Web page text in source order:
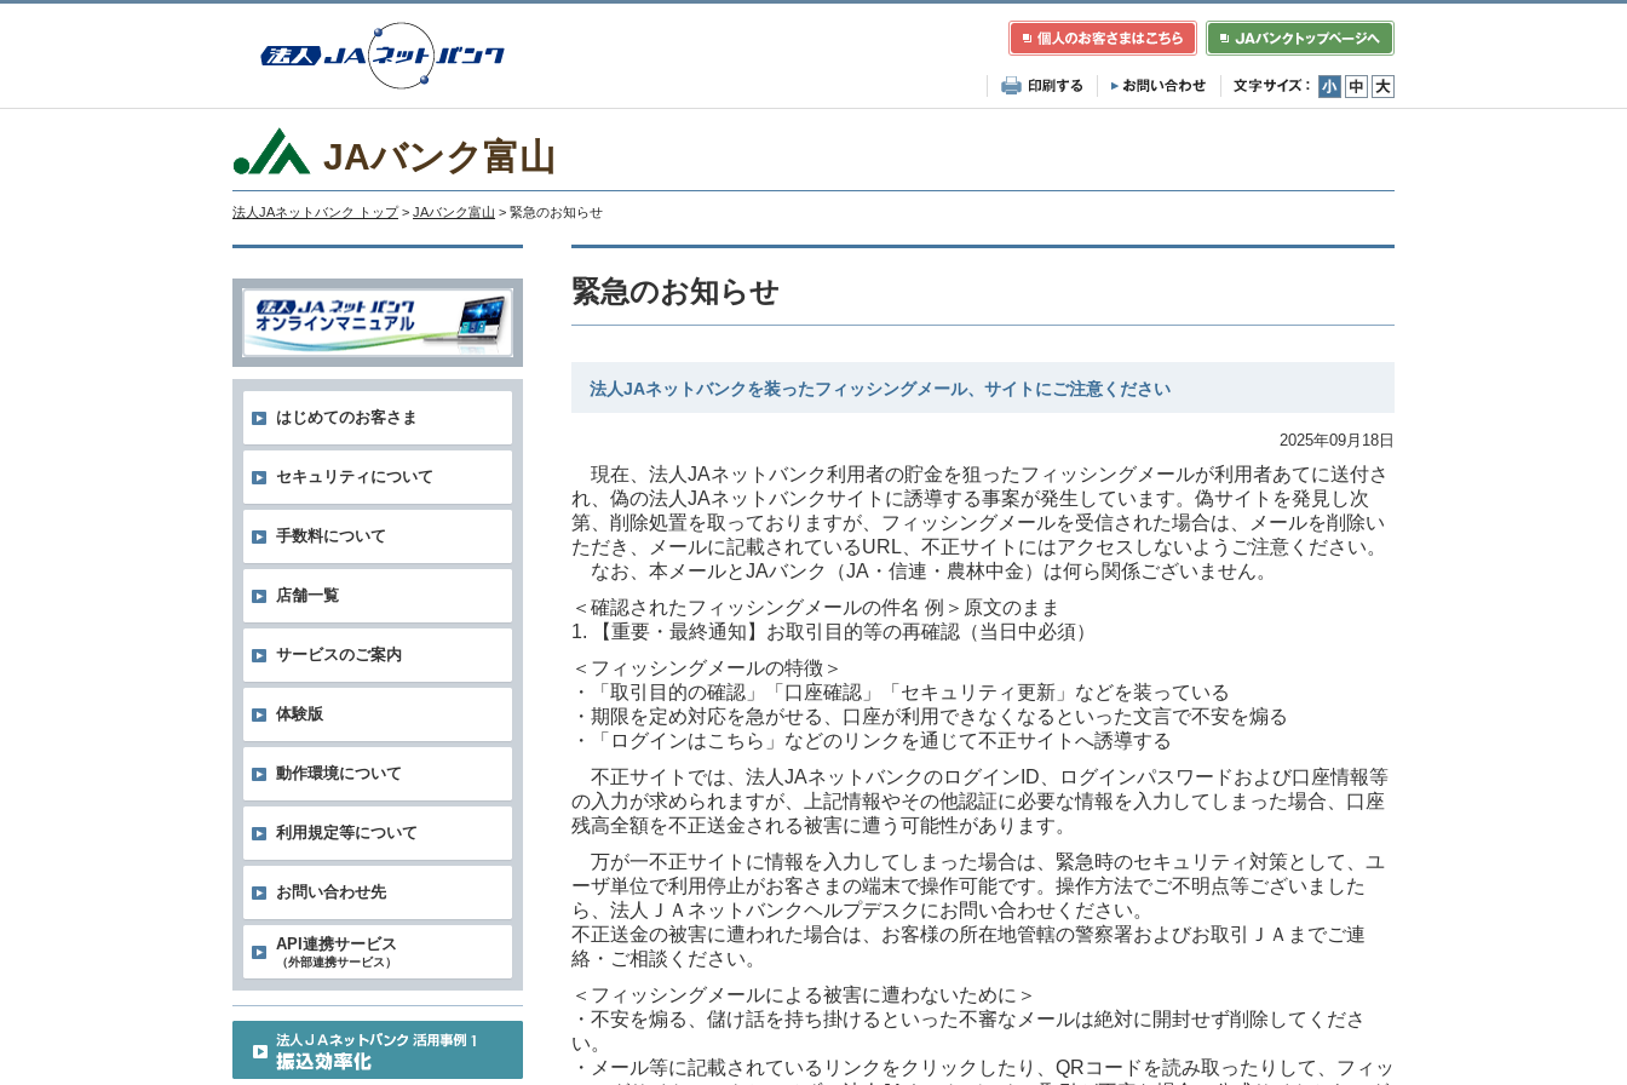
小 中 大
JAバンク富山
法人JAネットバンク トップ > JAバンク富山 > 緊急のお知らせ
緊急のお知らせ
法人JAネットバンクを装ったフィッシングメール、サイトにご注意ください
2025年09月18日
現在、法人JAネットバンク利用者の貯金を狙ったフィッシングメールが利用者あてに送付さ
れ、偽の法人JAネットバンクサイトに誘導する事案が発生しています。偽サイトを発見し次
第、削除処置を取っておりますが、フィッシングメールを受信された場合は、メールを削除い
ただき、メールに記載されているURL、不正サイトにはアクセスしないようご注意ください。
なお、本メールとJAバンク（JA・信連・農林中金）は何ら関係ございません。
＜確認されたフィッシングメールの件名 例＞原文のまま
1. 【重要・最終通知】お取引目的等の再確認（当日中必須）
＜フィッシングメールの特徴＞
・「取引目的の確認」「口座確認」「セキュリティ更新」などを装っている
・期限を定め対応を急がせる、口座が利用できなくなるといった文言で不安を煽る
・「ログインはこちら」などのリンクを通じて不正サイトへ誘導する
不正サイトでは、法人JAネットバンクのログインID、ログインパスワードおよび口座情報等
の入力が求められますが、上記情報やその他認証に必要な情報を入力してしまった場合、口座
残高全額を不正送金される被害に遭う可能性があります。
万が一不正サイトに情報を入力してしまった場合は、緊急時のセキュリティ対策として、ユ
ーザ単位で利用停止がお客さまの端末で操作可能です。操作方法でご不明点等ございました
ら、法人ＪＡネットバンクヘルプデスクにお問い合わせください。
不正送金の被害に遭われた場合は、お客様の所在地管轄の警察署およびお取引ＪＡまでご連
絡・ご相談ください。
＜フィッシングメールによる被害に遭わないために＞
・不安を煽る、儲け話を持ち掛けるといった不審なメールは絶対に開封せず削除してくださ
い。
・メール等に記載されているリンクをクリックしたり、QRコードを読み取ったりして、フィッ
はじめてのお客さま
セキュリティについて
手数料について
店舗一覧
サービスのご案内
体験版
動作環境について
利用規定等について
お問い合わせ先
API連携サービス
（外部連携サービス）